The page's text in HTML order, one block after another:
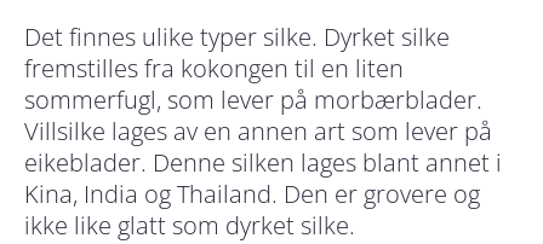
Det finnes ulike typer silke. Dyrket silke
fremstilles fra kokongen til en liten
sommerfugl, som lever på morbærblader.
Villsilke lages av en annen art som lever på
eikeblader. Denne silken lages blant annet i
Kina, India og Thailand. Den er grovere og
ikke like glatt som dyrket silke.